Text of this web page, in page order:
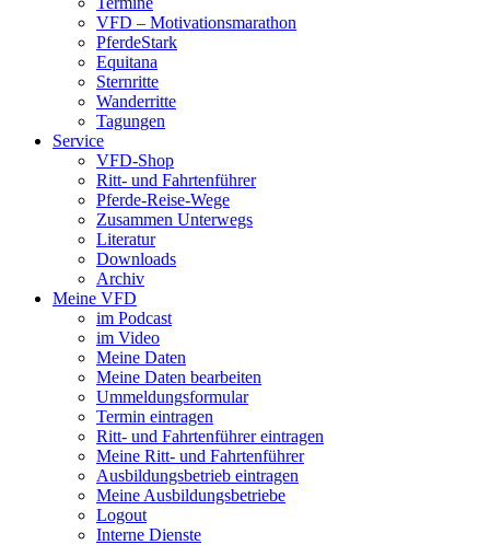
VFD – Motivationsmarathon
PferdeStark
Equitana
Sternritte
Wanderritte
Tagungen
Service
VFD-Shop
Ritt- und Fahrtenführer
Pferde-Reise-Wege
Zusammen Unterwegs
Literatur
Downloads
Archiv
Meine VFD
im Podcast
im Video
Meine Daten
Meine Daten bearbeiten
Ummeldungsformular
Termin eintragen
Ritt- und Fahrtenführer eintragen
Meine Ritt- und Fahrtenführer
Ausbildungsbetrieb eintragen
Meine Ausbildungsbetriebe
Logout
Interne Dienste